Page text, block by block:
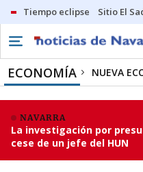
Tiempo eclipse Sitio El
ECONOMÍA NUEVA
NAVARRA
La investigación por
cese de un jefe del HUN